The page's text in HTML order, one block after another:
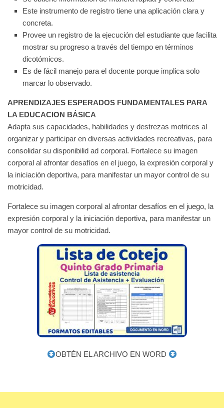
Este instrumento de registro tiene una aplicación clara y
concreta.
Provee un registro de la ejecución del estudiante que facilita
mostrar su progreso a través del tiempo en términos
dicotómicos.
Es de fácil manejo para el docente porque implica solo
marcar lo observado.
APRENDIZAJES ESPERADOS FUNDAMENTALES PARA
LA EDUCACION BÁSICA
Adapta sus capacidades, habilidades y destrezas motrices al
organizar y participar en diversas actividades recreativas, para
consolidar su disponibilid ad corporal. Fortalece su imagen
corporal al afrontar desafíos en el juego, la expresión corporal y
la iniciación deportiva, para manifestar un mayor control de su
motricidad.
Fortalece su imagen corporal al afrontar desafíos en el juego, la
expresión corporal y la iniciación deportiva, para manifestar un
mayor control de su motricidad.
OBTÉN EL ARCHIVO EN WORD